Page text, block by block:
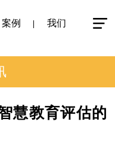
案例 我们
慧教育评估的